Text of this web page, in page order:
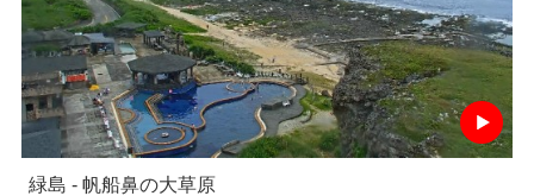
緑島 - 帆船鼻の大草原